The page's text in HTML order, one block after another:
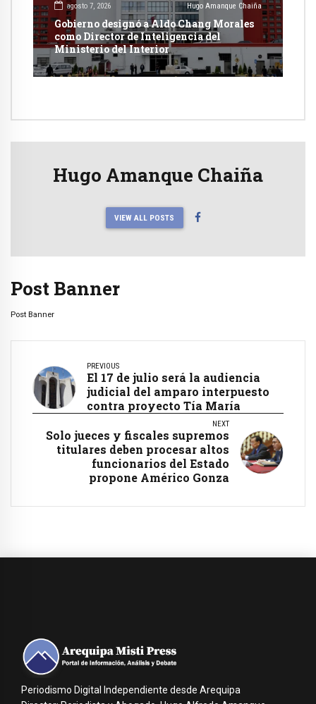
agosto 7, 2026 Hugo Amanque Chaiña
Gobierno designó a Aldo Chang Morales
como Director de Inteligencia del
Ministerio del Interior
Hugo Amanque Chaiña
VIEW ALL POSTS
Post Banner
Post Banner
PREVIOUS
El 17 de julio será la audiencia
judicial del amparo interpuesto
contra proyecto Tía María
NEXT
Solo jueces y fiscales supremos
titulares deben procesar altos
funcionarios del Estado
propone Américo Gonza
Periodismo Digital Independiente desde Arequipa